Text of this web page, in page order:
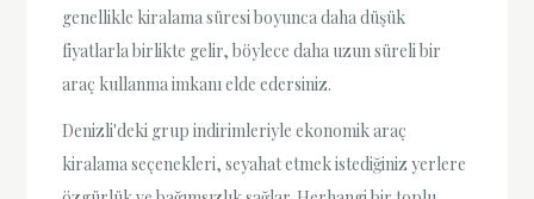
genellikle kiralama süresi boyunca daha düşük
fiyatlarla birlikte gelir, böylece daha uzun süreli bir
araç kullanma imkanı elde edersiniz.
Denizli'deki grup indirimleriyle ekonomik araç
kiralama seçenekleri, seyahat etmek istediğiniz yerlere